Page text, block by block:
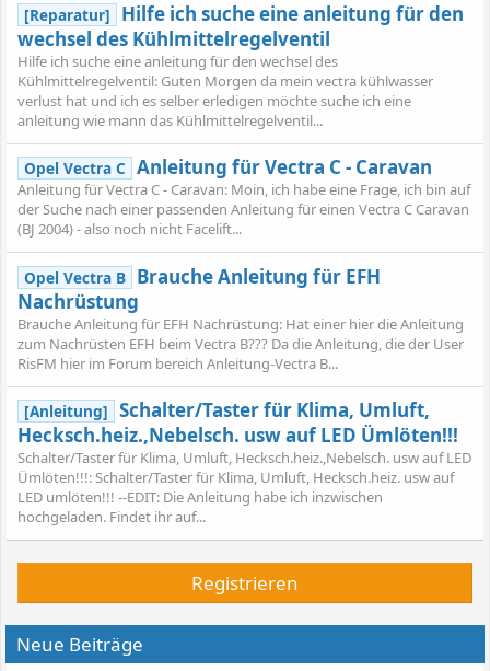
[Reparatur]
Hilfe ich suche eine anleitung für den
wechsel des Kühlmittelregelventil
Hilfe ich suche eine anleitung für den wechsel des
Kühlmittelregelventil: Guten Morgen da mein vectra kühlwasser
verlust hat und ich es selber erledigen möchte suche ich eine
anleitung wie mann das Kühlmittelregelventil...
Opel Vectra C Anleitung für Vectra C - Caravan
Anleitung für Vectra C - Caravan: Moin, ich habe eine Frage, ich bin auf
der Suche nach einer passenden Anleitung für einen Vectra C Caravan
(BJ 2004) - also noch nicht Facelift...
Opel Vectra B Brauche Anleitung für EFH
Nachrüstung
Brauche Anleitung für EFH Nachrüstung: Hat einer hier die Anleitung
zum Nachrüsten EFH beim Vectra B??? Da die Anleitung, die der User
RisFM hier im Forum bereich Anleitung-Vectra B...
[Anleitung] Schalter/Taster für Klima, Umluft,
Hecksch.heiz.,Nebelsch. usw auf LED Ümlöten!!!
Schalter/Taster für Klima, Umluft, Hecksch.heiz.,Nebelsch. usw auf LED
Ümlöten!!!: Schalter/Taster für Klima, Umluft, Hecksch.heiz. usw auf
LED umlöten!!! --EDIT: Die Anleitung habe ich inzwischen
hochgeladen. Findet ihr auf...
Registrieren
Neue Beiträge